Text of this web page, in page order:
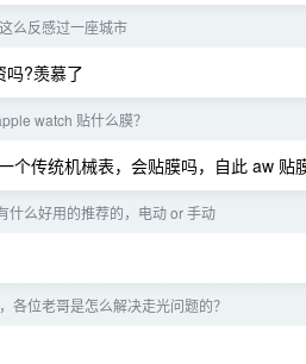
么反感过一座城市
吗?羡慕了
watch 贴什么膜？
个传统机械表，会贴膜吗，自此 aw 贴
什么好用的推荐的，电动 or 手动
各位老哥是怎么解决走光问题的？